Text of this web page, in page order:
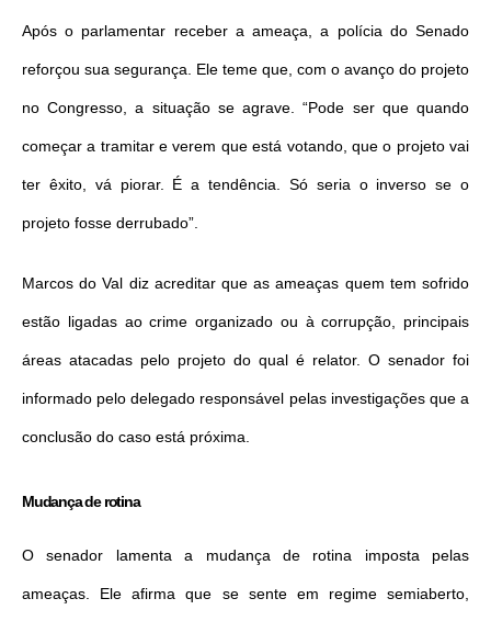
Após o parlamentar receber a ameaça, a polícia do Senado
reforçou sua segurança. Ele teme que, com o avanço do projeto
no Congresso, a situação se agrave. “Pode ser que quando
começar a tramitar e verem que está votando, que o projeto vai
ter êxito, vá piorar. É a tendência. Só seria o inverso se o
projeto fosse derrubado”.
Marcos do Val diz acreditar que as ameaças quem tem sofrido
estão ligadas ao crime organizado ou à corrupção, principais
áreas atacadas pelo projeto do qual é relator. O senador foi
informado pelo delegado responsável pelas investigações que a
conclusão do caso está próxima.
Mudança de rotina
O senador lamenta a mudança de rotina imposta pelas
ameaças. Ele afirma que se sente em regime semiaberto,